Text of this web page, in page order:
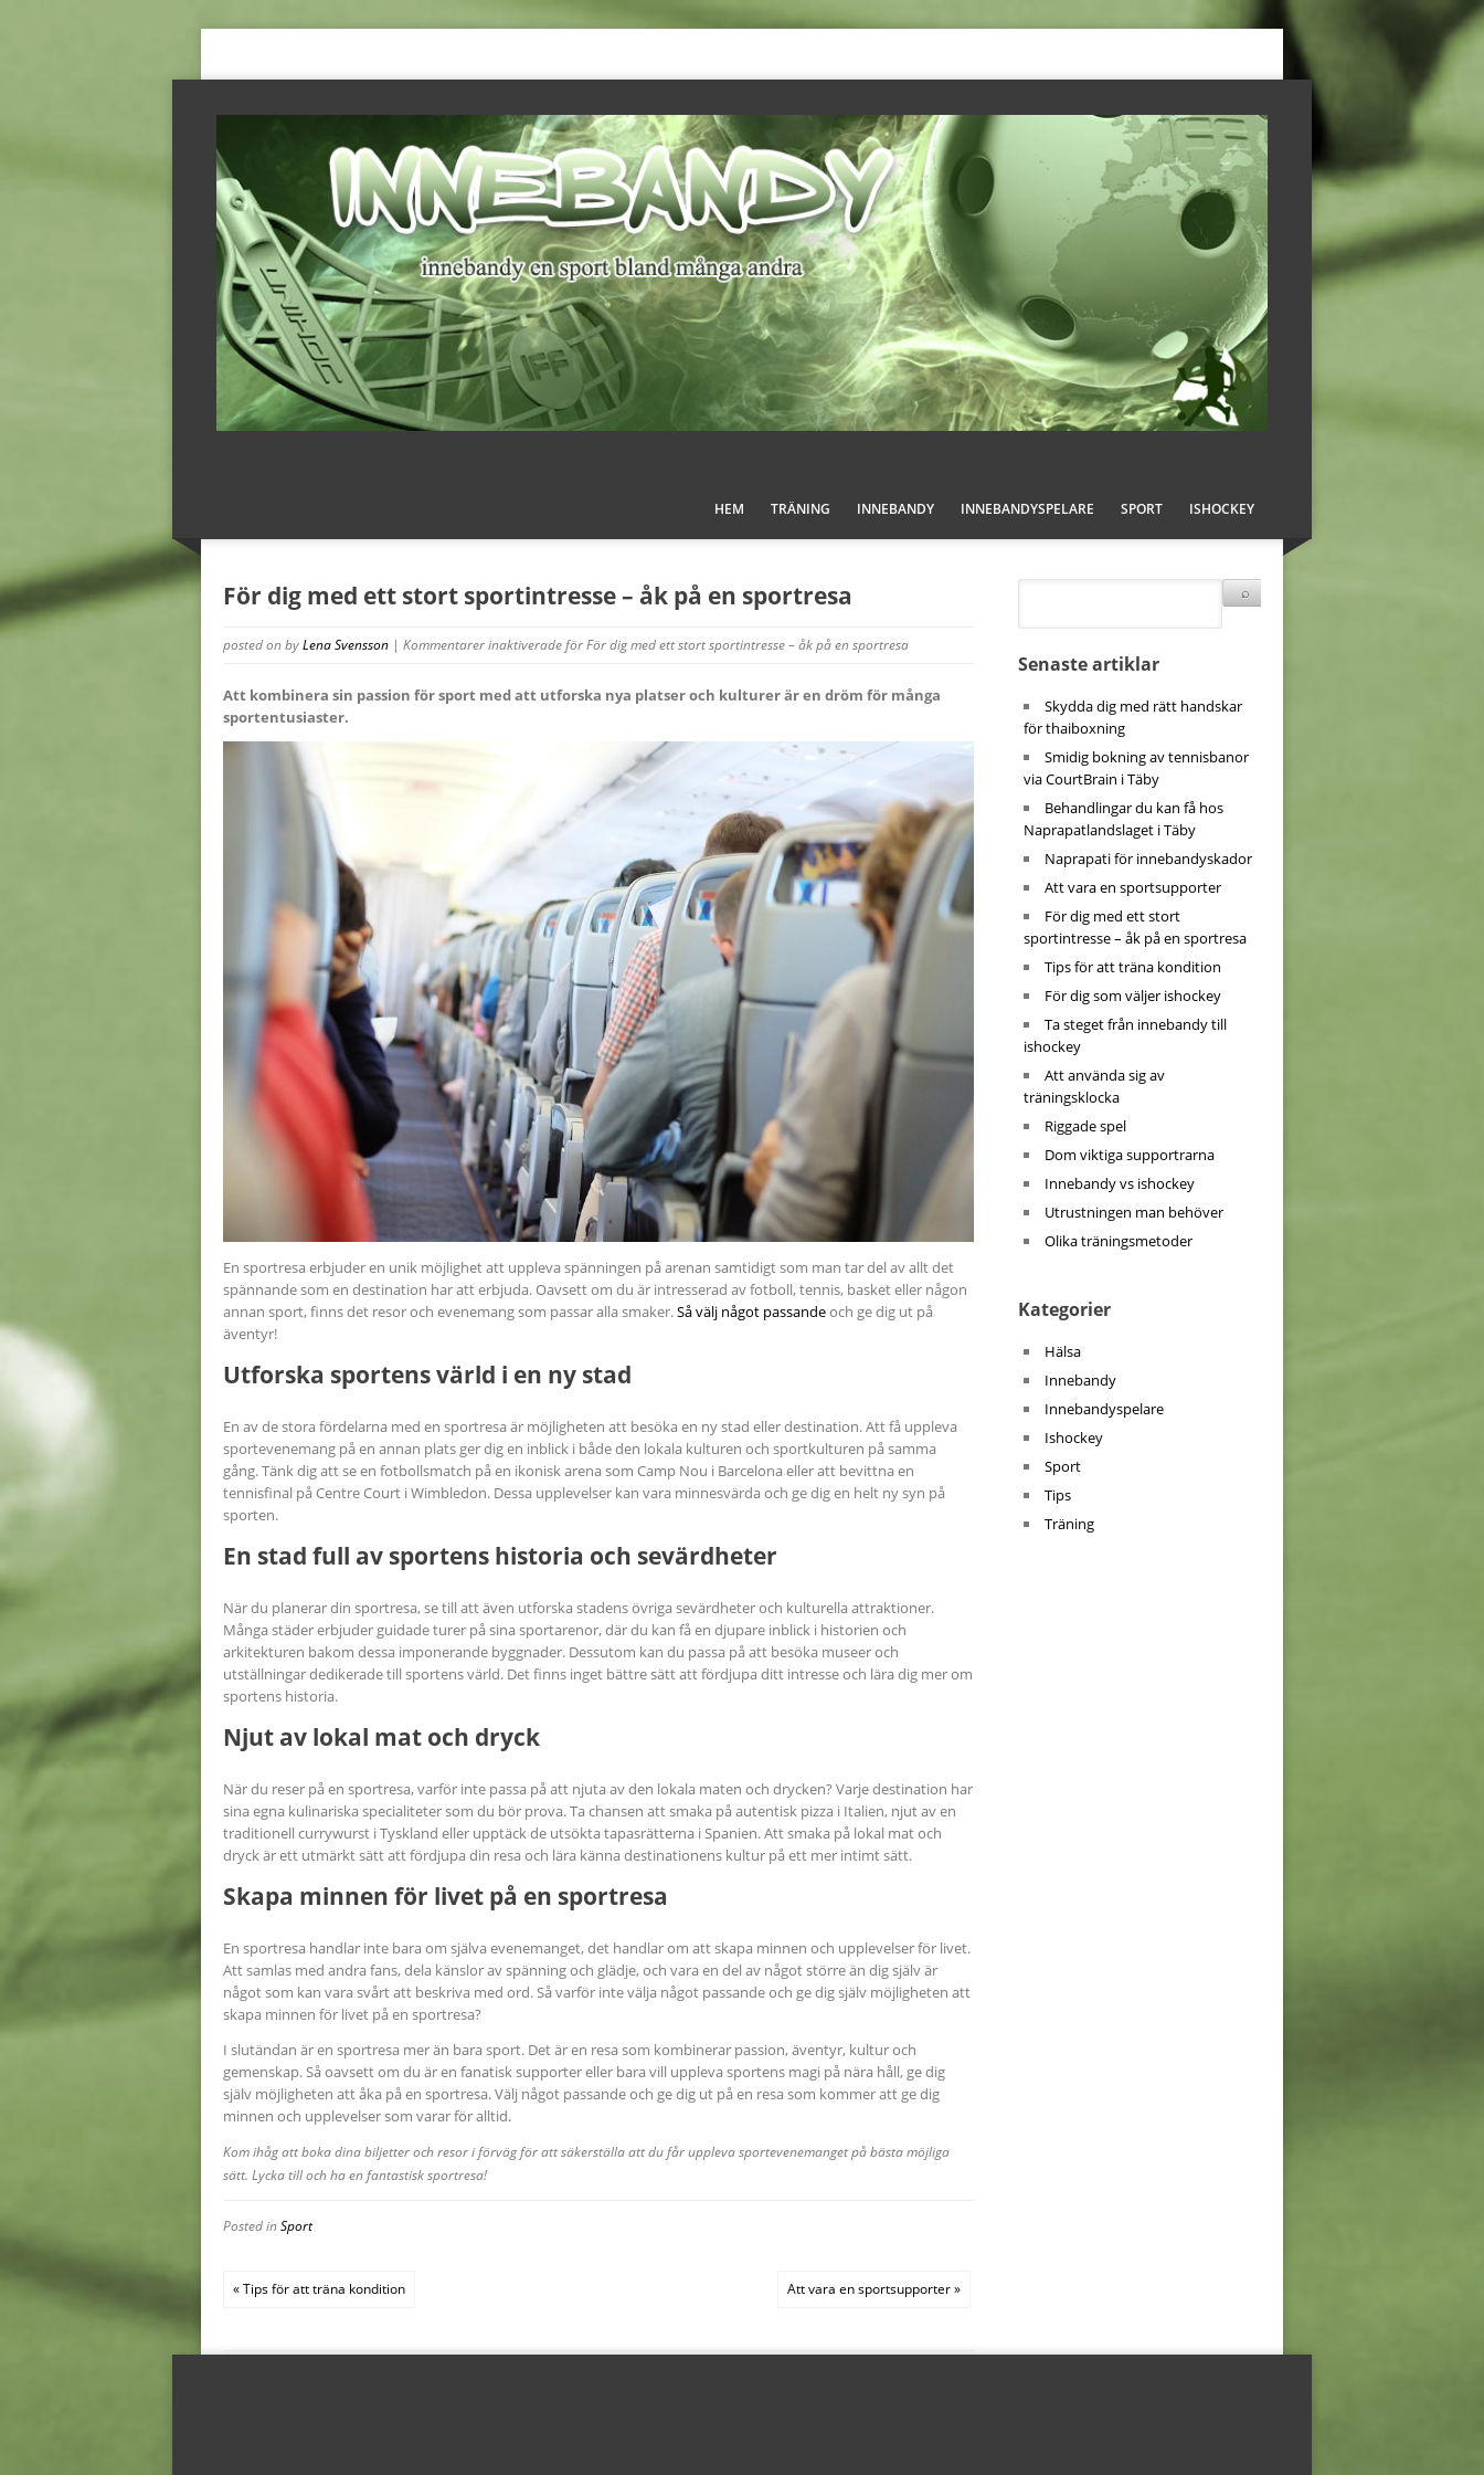
HEM TRÄNING INNEBANDY INNEBANDYSPELARE SPORT ISHOCKEY
För dig med ett stort sportintresse – åk på en sportresa
posted onbyLena Svensson | Kommentarer inaktiveradeför För dig med ett stort sportintresse – åk på en sportresa
Att kombinera sin passion för sport med att utforska nya platser och kulturer är en dröm för många
sportentusiaster.
En sportresa erbjuder en unik möjlighet att uppleva spänningen på arenan samtidigt som man tar del av allt det
spännande som en destination har att erbjuda. Oavsett om du är intresserad av fotboll, tennis, basket eller någon
annan sport, finns det resor och evenemang som passar alla smaker.Så välj något passandeoch ge dig ut på
äventyr!
Utforska sportens värld i en ny stad
En av de stora fördelarna med en sportresa är möjligheten att besöka en ny stad eller destination. Att få uppleva
sportevenemang på en annan plats ger dig en inblick i både den lokala kulturen och sportkulturen på samma
gång. Tänk dig att se en fotbollsmatch på en ikonisk arena som Camp Nou i Barcelona eller att bevittna en
tennisfinal på Centre Court i Wimbledon. Dessa upplevelser kan vara minnesvärda och ge dig en helt ny syn på
sporten.
En stad full av sportens historia och sevärdheter
När du planerar din sportresa, se till att även utforska stadens övriga sevärdheter och kulturella attraktioner.
Många städer erbjuder guidade turer på sina sportarenor, där du kan få en djupare inblick i historien och
arkitekturen bakom dessa imponerande byggnader. Dessutom kan du passa på att besöka museer och
utställningar dedikerade till sportens värld. Det finns inget bättre sätt att fördjupa ditt intresse och lära dig mer om
sportens historia.
Njut av lokal mat och dryck
När du reser på en sportresa, varför inte passa på att njuta av den lokala maten och drycken? Varje destination har
sina egna kulinariska specialiteter som du bör prova. Ta chansen att smaka på autentisk pizza i Italien, njut av en
traditionell currywurst i Tyskland eller upptäck de utsökta tapasrätterna i Spanien. Att smaka på lokal mat och
dryck är ett utmärkt sätt att fördjupa din resa och lära känna destinationens kultur på ett mer intimt sätt.
Skapa minnen för livet på en sportresa
En sportresa handlar inte bara om själva evenemanget, det handlar om att skapa minnen och upplevelser för livet.
Att samlas med andra fans, dela känslor av spänning och glädje, och vara en del av något större än dig själv är
något som kan vara svårt att beskriva med ord. Så varför inte välja något passande och ge dig själv möjligheten att
skapa minnen för livet på en sportresa?
I slutändan är en sportresa mer än bara sport. Det är en resa som kombinerar passion, äventyr, kultur och
gemenskap. Så oavsett om du är en fanatisk supporter eller bara vill uppleva sportens magi på nära håll, ge dig
själv möjligheten att åka på en sportresa. Välj något passande och ge dig ut på en resa som kommer att ge dig
minnen och upplevelser som varar för alltid.
Kom ihåg att boka dina biljetter och resor i förväg för att säkerställa att du får uppleva sportevenemanget på bästa möjliga
sätt. Lycka till och ha en fantastisk sportresa!
Posted inSport
« Tips för att träna kondition Att vara en sportsupporter »
Senaste artiklar
Skydda dig med rätt handskar
för thaiboxning
Smidig bokning av tennisbanor
via CourtBrain i Täby
Behandlingar du kan få hos
Naprapatlandslaget i Täby
Naprapati för innebandyskador
Att vara en sportsupporter
För dig med ett stort
sportintresse – åk på en sportresa
Tips för att träna kondition
För dig som väljer ishockey
Ta steget från innebandy till
ishockey
Att använda sig av
träningsklocka
Riggade spel
Dom viktiga supportrarna
Innebandy vs ishockey
Utrustningen man behöver
Olika träningsmetoder
Kategorier
Hälsa
Innebandy
Innebandyspelare
Ishockey
Sport
Tips
Träning